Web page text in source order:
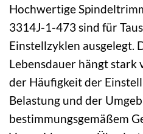
Hochwertige
3314J-1-473 sind für
Einstellzyklen ausgelegt.
Lebensdauer hängt stark
der Häufigkeit der
Belastung und der
bestimmungsgemäßem